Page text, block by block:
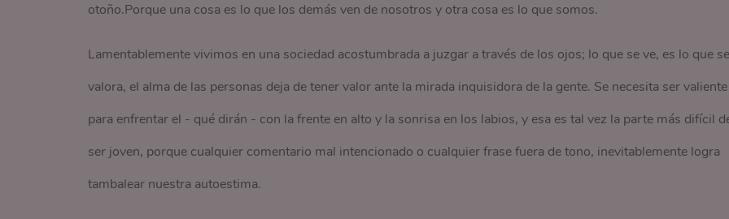
otoño.Porque una cosa es lo que los demás ven de nosotros y otra cosa es lo que somos.
Lamentablemente vivimos en una sociedad acostumbrada a juzgar a través de los ojos; lo que se ve, es lo que se
valora, el alma de las personas deja de tener valor ante la mirada inquisidora de la gente. Se necesita ser valiente
para enfrentar el - qué dirán - con la frente en alto y la sonrisa en los labios, y esa es tal vez la parte más difícil
ser joven, porque cualquier comentario mal intencionado o cualquier frase fuera de tono, inevitablemente logra
tambalear nuestra autoestima.